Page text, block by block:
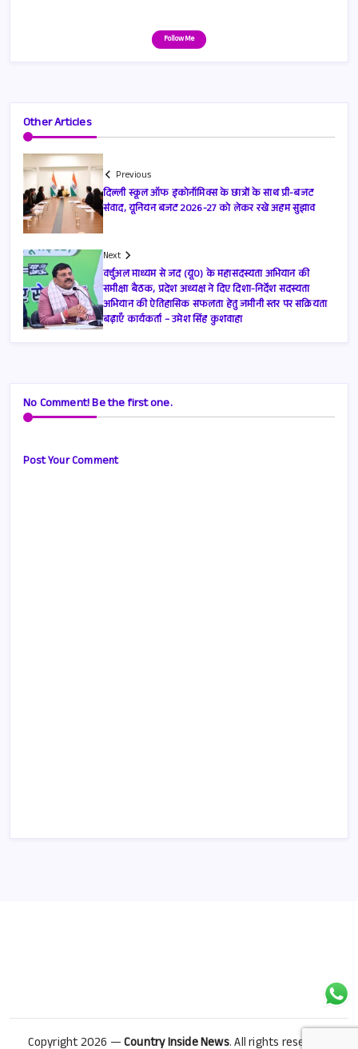
Follow Me
Other Articles
Previous
दिल्ली स्कूल ऑफ इकोनॉमिक्स के छात्रों के साथ प्री-बजट
संवाद, यूनियन बजट 2026-27 को लेकर रखे अहम सुझाव
Next
वर्चुअल माध्यम से जद (यू0) के महासदस्यता अभियान की
समीक्षा बैठक, प्रदेश अध्यक्ष ने दिए दिशा-निर्देश सदस्यता
अभियान की ऐतिहासिक सफलता हेतु जमीनी स्तर पर सक्रियता
बढ़ाएँ कार्यकर्ता – उमेश सिंह कुशवाहा
No Comment! Be the first one.
Post Your Comment
Copyright 2026 —Country Inside News. All rights reserved.